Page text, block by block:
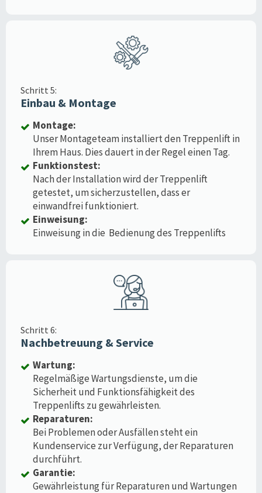
Schritt 5:
Einbau & Montage
Montage:
Unser Montageteam installiert den Treppenlift in
Ihrem Haus. Dies dauert in der Regel einen Tag.
Funktionstest:
Nach der Installation wird der Treppenlift
getestet, um sicherzustellen, dass er
einwandfrei funktioniert.
Einweisung:
Einweisung in die Bedienung des Treppenlifts
Schritt 6:
Nachbetreuung & Service
Wartung:
Regelmäßige Wartungsdienste, um die
Sicherheit und Funktionsfähigkeit des
Treppenlifts zu gewährleisten.
Reparaturen:
Bei Problemen oder Ausfällen steht ein
Kundenservice zur Verfügung, der Reparaturen
durchführt.
Garantie:
Gewährleistung für Reparaturen und Wartungen